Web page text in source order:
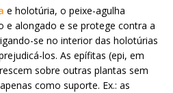
e holotúria, o peixe-agulha
e alongado e se protege contra a
se no interior das holotúrias
los. As epífitas (epi, em
sobre outras plantas sem
como suporte. Ex.: as